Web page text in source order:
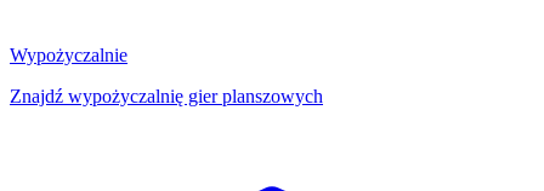
Wypożyczalnie
Znajdź wypożyczalnię gier planszowych